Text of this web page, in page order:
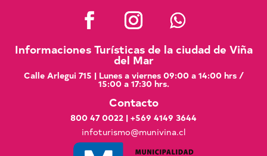
Informaciones Turísticas de la ciudad de Viña
del Mar
Calle Arlegui 715 | Lunes a viernes 09:00 a 14:00 hrs /
15:00 a 17:30 hrs.
Contacto
800 47 0022 | +569 4149 3644
infoturismo@munivina.cl